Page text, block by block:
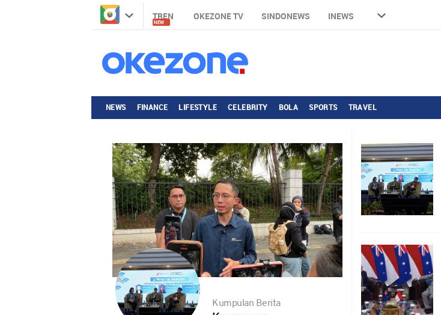
TREN
NEW
OKEZONE TV SINDONEWS INEWS
NEWS FINANCE LIFESTYLE CELEBRITY BOLA SPORTS TRAVEL
Kumpulan Berita